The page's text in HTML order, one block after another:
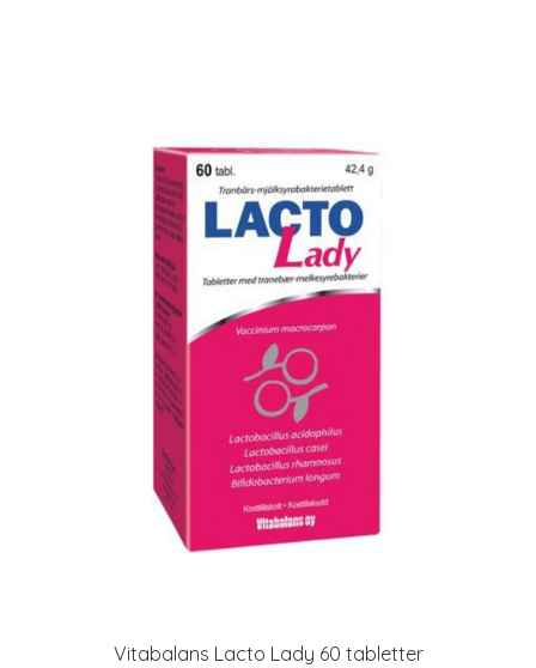
Vitabalans Lacto Lady 60 tabletter